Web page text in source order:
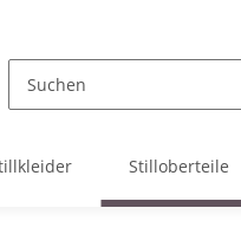
Stilloberteile